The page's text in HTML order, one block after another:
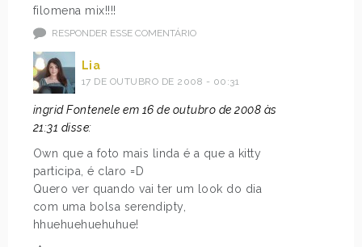
filomena mix!!!!
RESPONDER ESSE COMENTÁRIO
Lia
17 DE OUTUBRO DE 2008 - 00:31
ingrid Fontenele em 16 de outubro de 2008 às
21:31 disse:
Own que a foto mais linda é a que a kitty
participa, é claro =D
Quero ver quando vai ter um look do dia
com uma bolsa serendipty,
hhuehuehuehuhue!